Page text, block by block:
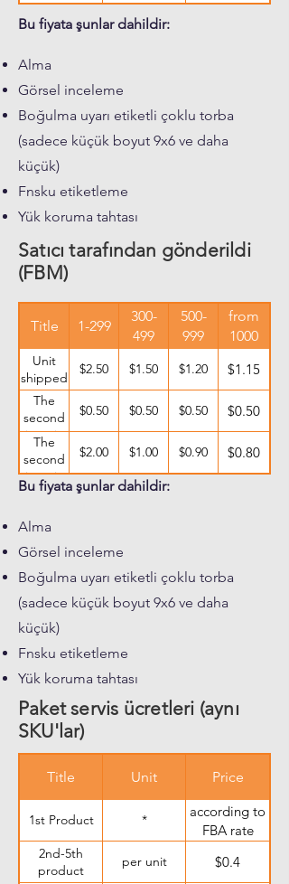
Bu fiyata şunlar dahildir:
Alma
Görsel inceleme
Boğulma uyarı etiketli çoklu torba
(sadece küçük boyut 9x6 ve daha
küçük)
Fnsku etiketleme
Yük koruma tahtası
Satıcı tarafından gönderildi
(FBM)
Title 1-299
300-
499
500-
999
from
1000
Unit
shipped
$2.50 $1.50 $1.20 $1.15
The
second
item in
the
same
order
SKU
$0.50 $0.50 $0.50 $0.50
The
second
item in
the
order
has a
different
SKU
$2.00 $1.00 $0.90
$0.80
Bu fiyata şunlar dahildir:
Alma
Görsel inceleme
Boğulma uyarı etiketli çoklu torba
(sadece küçük boyut 9x6 ve daha
küçük)
Fnsku etiketleme
Yük koruma tahtası
Paket servis ücretleri (aynı
SKU'lar)
Title Unit Price
1st Product *
according to
FBA rate
2nd-5th
product
per unit $0.4